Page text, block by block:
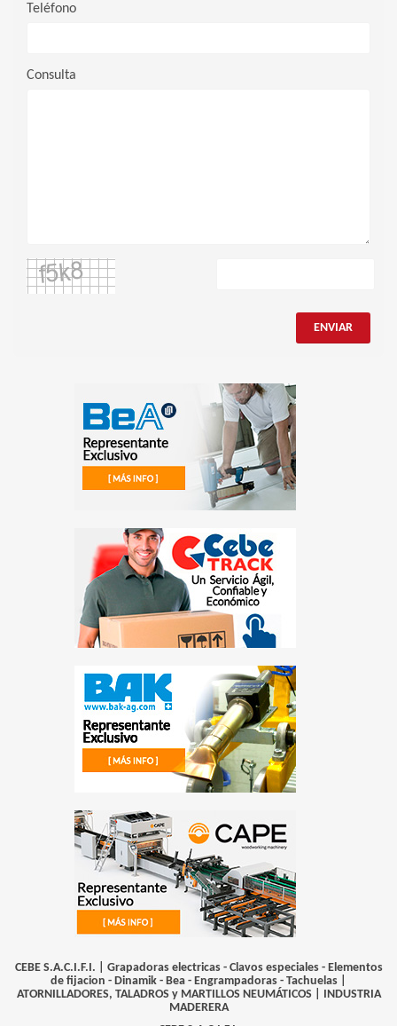
Teléfono
Consulta
ENVIAR
CEBE S.A.C.I.F.I. | Grapadoras electricas - Clavos especiales - Elementos
de fijacion - Dinamik - Bea - Engrampadoras - Tachuelas |
ATORNILLADORES, TALADROS y MARTILLOS NEUMÁTICOS
INDUSTRIA
MADERERA